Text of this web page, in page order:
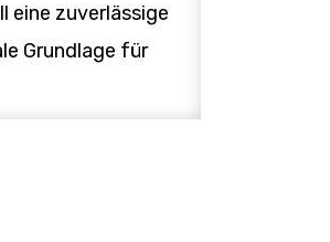
eine zuverlässige
Grundlage für